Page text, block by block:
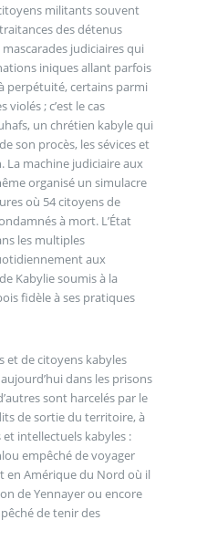
militants souvent
des détenus
judiciaires qui
iniques allant parfois
perpétuité, certains parmi
; c’est le cas
un chrétien kabyle qui
son procès, les sévices et
La machine judiciaire aux
où 54 citoyens de
à mort. L’État
les multiples
aux
Kabylie soumis à la
fidèle à ses pratiques
et de citoyens kabyles
dans les prisons
sont harcelés par le
de sortie du territoire, à
et intellectuels kabyles :
empêché de voyager
en Amérique du Nord où il
de Yennayer ou encore
de tenir des